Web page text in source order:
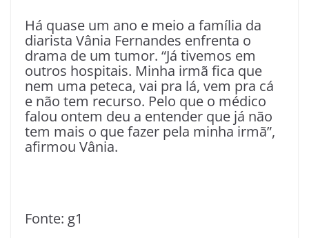
Há quase um ano e meio a família da
diarista Vânia Fernandes enfrenta o
drama de um tumor. “Já tivemos em
outros hospitais. Minha irmã fica que
nem uma peteca, vai pra lá, vem pra cá
e não tem recurso. Pelo que o médico
falou ontem deu a entender que já não
tem mais o que fazer pela minha irmã”,
afirmou Vânia.
Fonte: g1